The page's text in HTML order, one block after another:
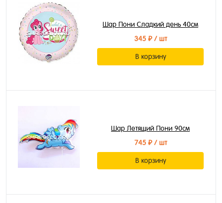
Шар Пони Сладкий день 40см
345 ₽/ шт
В корзину
Шар Летящий Пони 90см
745 ₽/ шт
В корзину